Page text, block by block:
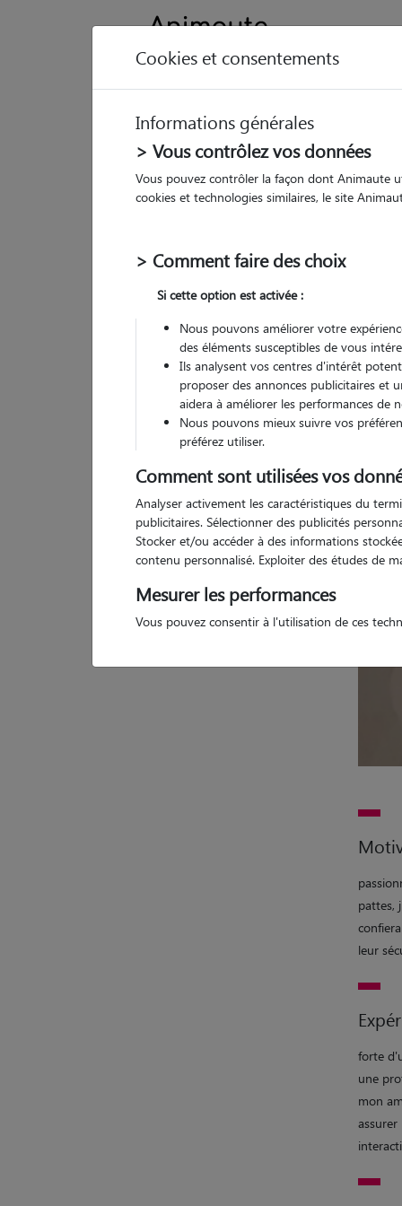
pattes,
leur
forte
une
mon
Cookies et consentements
Informations générales
> Vous contrôlez vos données
Vous pouvez contrôler la façon dont Animaute
cookies et technologies similaires, le site
> Comment faire des choix
Si cette option est activée :
Nous pouvons améliorer votre
des éléments susceptibles de vous
Ils analysent vos centres d'intérêt
proposer des annonces publicitaires et
aidera à améliorer les performances de
Nous pouvons mieux suivre vos
préférez utiliser.
Comment sont utilisées vos
Analyser activement les caractéristiques du
publicitaires. Sélectionner des publicités
Stocker et/ou accéder à des informations
contenu personnalisé. Exploiter des études de
Mesurer les performances
Vous pouvez consentir à l'utilisation de ces